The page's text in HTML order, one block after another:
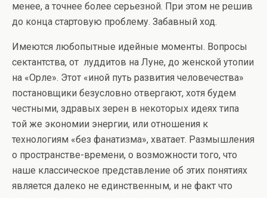
менее, а точнее более серьезной. При этом не решив
до конца стартовую проблему. Забавный ход.
Имеются любопытные идейные моменты. Вопросы
сектантства, от луддитов на Луне, до женской утопии
на «Орле». Этот «иной путь развития человечества»
постановщики безусловно отвергают, хотя будем
честными, здравых зерен в некоторых идеях типа
той же экономии энергии, или отношения к
технологиям «без фанатизма», хватает. Размышления
о пространстве-времени, о возможности того, что
наше классическое представление об этих понятиях
является далеко не единственным, и не факт что